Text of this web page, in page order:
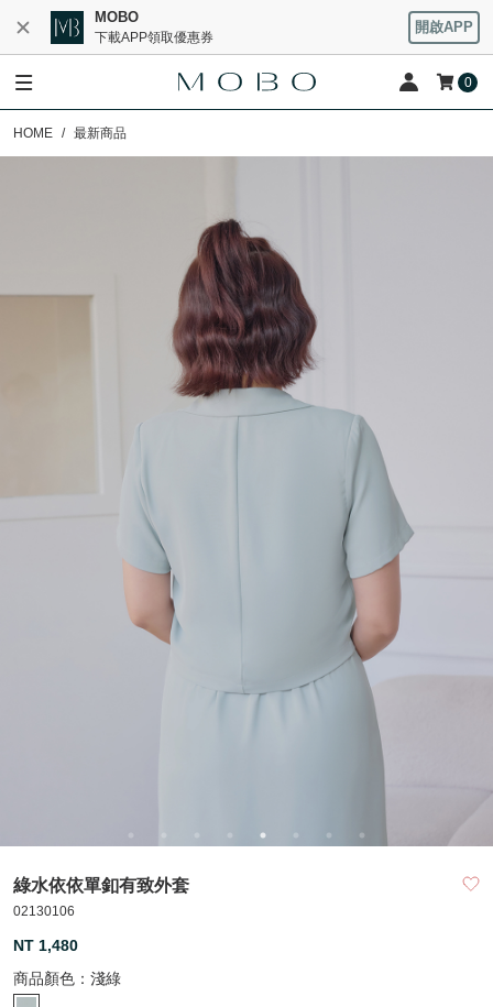
MOBO
下載APP領取優惠券
開啟APP
0
HOME 最新商品
綠水依依單釦有致外套
02130106
NT 1,480
商品顏色： 淺綠